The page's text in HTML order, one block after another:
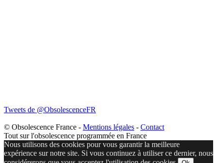
Tweets de @ObsolescenceFR
© Obsolescence France - Mentions légales - Contact
Tout sur l'obsolescence programmée en France
Nous utilisons des cookies pour vous garantir la meilleure
expérience sur notre site. Si vous continuez à utiliser ce dernier, nous